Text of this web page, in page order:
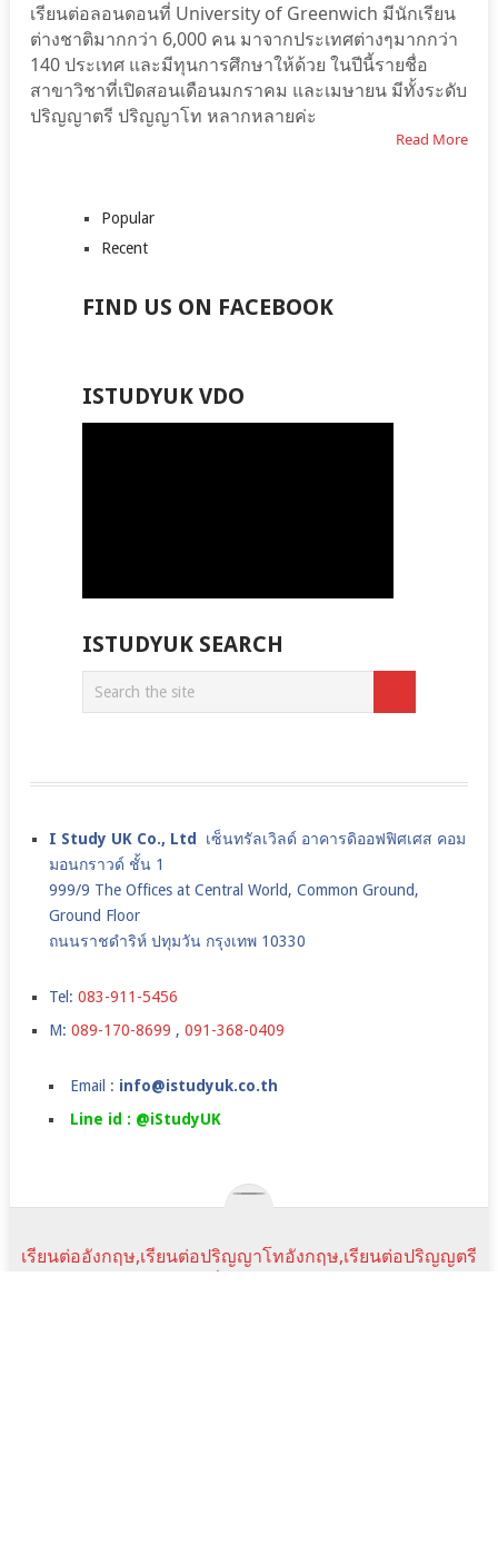
เรียนต่อลอนดอนที่ University of Greenwich มีนักเรียน
ต่างชาติมากกว่า 6,000 คน มาจากประเทศต่างๆมากกว่า
140 ประเทศ และมีทุนการศึกษาให้ด้วย ในปีนี้รายชื่อ
สาขาวิชาที่เปิดสอนเดือนมกราคม และเมษายน มีทั้งระดับ
ปริญญาตรี ปริญญาโท หลากหลายค่ะ
Read More
Popular
Recent
FIND US ON FACEBOOK
ISTUDYUK VDO
ISTUDYUK SEARCH
I Study UK Co., Ltd เซ็นทรัลเวิลด์ อาคารดิออฟฟิศเศส คอม
มอนกราวด์ ชั้น 1
999/9 The Offices at Central World, Common Ground,
Ground Floor
ถนนราชดำริห์ ปทุมวัน กรุงเทพ 10330
Tel: 083-911-5456
M: 089-170-8699 , 091-368-0409
Email : info@istudyuk.co.th
Line id : @iStudyUK
เรียนต่ออังกฤษ,เรียนต่อปริญญาโทอังกฤษ,เรียนต่อปริญญตรี